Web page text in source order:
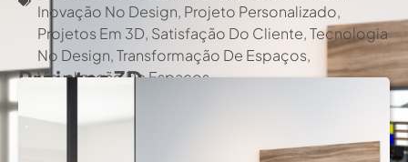
Inovação No Design, Projeto Personalizado,
Projetos Em 3D, Satisfação Do Cliente,Tecnologia
No Design,Transformação De Espaços,
Visualização De Espaços
Projetos 3D